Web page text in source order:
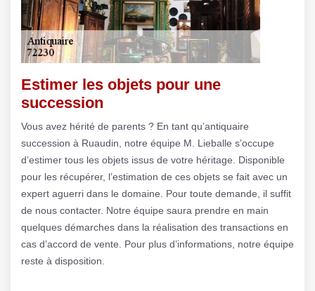
Estimer les objets pour une
succession
Vous avez hérité de parents ? En tant qu’antiquaire
succession à Ruaudin, notre équipe M. Lieballe s’occupe
d’estimer tous les objets issus de votre héritage. Disponible
pour les récupérer, l’estimation de ces objets se fait avec un
expert aguerri dans le domaine. Pour toute demande, il suffit
de nous contacter. Notre équipe saura prendre en main
quelques démarches dans la réalisation des transactions en
cas d’accord de vente. Pour plus d’informations, notre équipe
reste à disposition.